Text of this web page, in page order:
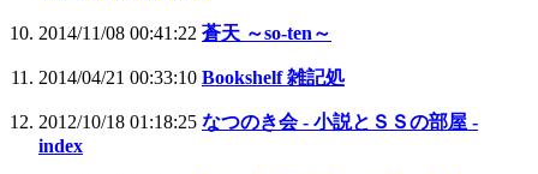
2014/11/08 00:41:22 蒼天 ～so-ten～
2014/04/21 00:33:10 Bookshelf 雑記処
2012/10/18 01:18:25 なつのき会 - 小説とＳＳの部屋 -
index